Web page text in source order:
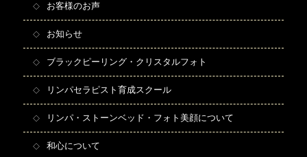
お客様のお声
お知らせ
ブラックピーリング・クリスタルフォト
リンパセラピスト育成スクール
リンパ・ストーンベッド・フォト美顔について
和心について